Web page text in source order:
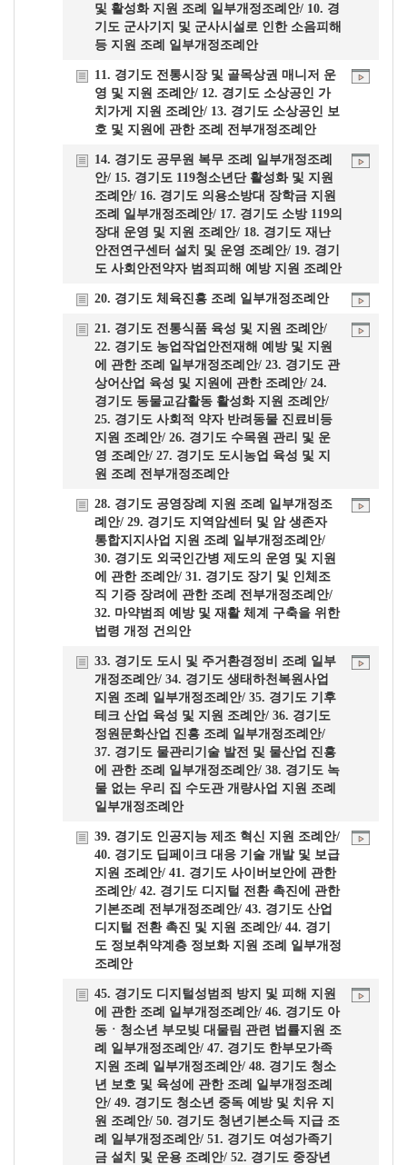
및 활성화 지원 조례 일부개정조례안/ 10. 경
기도 군사기지 및 군사시설로 인한 소음피해
등 지원 조례 일부개정조례안
11. 경기도 전통시장 및 골목상권 매니저 운
영 및 지원 조례안/ 12. 경기도 소상공인 가
치가게 지원 조례안/ 13. 경기도 소상공인 보
호 및 지원에 관한 조례 전부개정조례안
14. 경기도 공무원 복무 조례 일부개정조례
안/ 15. 경기도 119청소년단 활성화 및 지원
조례안/ 16. 경기도 의용소방대 장학금 지원
조례 일부개정조례안/ 17. 경기도 소방 119의
장대 운영 및 지원 조례안/ 18. 경기도 재난
안전연구센터 설치 및 운영 조례안/ 19. 경기
도 사회안전약자 범죄피해 예방 지원 조례안
20. 경기도 체육진흥 조례 일부개정조례안
21. 경기도 전통식품 육성 및 지원 조례안/
22. 경기도 농업작업안전재해 예방 및 지원
에 관한 조례 일부개정조례안/ 23. 경기도 관
상어산업 육성 및 지원에 관한 조례안/ 24.
경기도 동물교감활동 활성화 지원 조례안/
25. 경기도 사회적 약자 반려동물 진료비등
지원 조례안/ 26. 경기도 수목원 관리 및 운
영 조례안/ 27. 경기도 도시농업 육성 및 지
원 조례 전부개정조례안
28. 경기도 공영장례 지원 조례 일부개정조
례안/ 29. 경기도 지역암센터 및 암 생존자
통합지지사업 지원 조례 일부개정조례안/
30. 경기도 외국인간병 제도의 운영 및 지원
에 관한 조례안/ 31. 경기도 장기 및 인체조
직 기증 장려에 관한 조례 전부개정조례안/
32. 마약범죄 예방 및 재활 체계 구축을 위한
법령 개정 건의안
33. 경기도 도시 및 주거환경정비 조례 일부
개정조례안/ 34. 경기도 생태하천복원사업
지원 조례 일부개정조례안/ 35. 경기도 기후
테크 산업 육성 및 지원 조례안/ 36. 경기도
정원문화산업 진흥 조례 일부개정조례안/
37. 경기도 물관리기술 발전 및 물산업 진흥
에 관한 조례 일부개정조례안/ 38. 경기도 녹
물 없는 우리 집 수도관 개량사업 지원 조례
일부개정조례안
39. 경기도 인공지능 제조 혁신 지원 조례안/
40. 경기도 딥페이크 대응 기술 개발 및 보급
지원 조례안/ 41. 경기도 사이버보안에 관한
조례안/ 42. 경기도 디지털 전환 촉진에 관한
기본조례 전부개정조례안/ 43. 경기도 산업
디지털 전환 촉진 및 지원 조례안/ 44. 경기
도 정보취약계층 정보화 지원 조례 일부개정
조례안
45. 경기도 디지털성범죄 방지 및 피해 지원
에 관한 조례 일부개정조례안/ 46. 경기도 아
동ㆍ청소년 부모빚 대물림 관련 법률지원 조
례 일부개정조례안/ 47. 경기도 한부모가족
지원 조례 일부개정조례안/ 48. 경기도 청소
년 보호 및 육성에 관한 조례 일부개정조례
안/ 49. 경기도 청소년 중독 예방 및 치유 지
원 조례안/ 50. 경기도 청년기본소득 지급 조
례 일부개정조례안/ 51. 경기도 여성가족기
금 설치 및 운용 조례안/ 52. 경기도 중장년